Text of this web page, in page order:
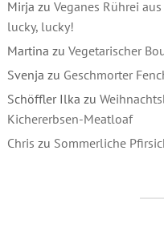
Mirja zu Veganes Rührei
lucky, lucky!
Martina zu Vegetarischer
Svenja zu Geschmorter
Schöffler Ilka zu
Kichererbsen-Meatloaf
Chris zu Sommerliche